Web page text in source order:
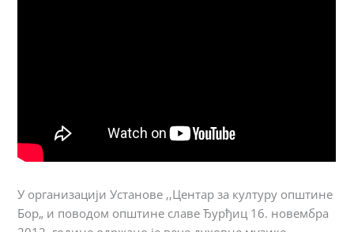
У организацији Установе ‚‚Центар за културу општине
Бор„ и поводом општине славе Ђурђиц 16. новембра